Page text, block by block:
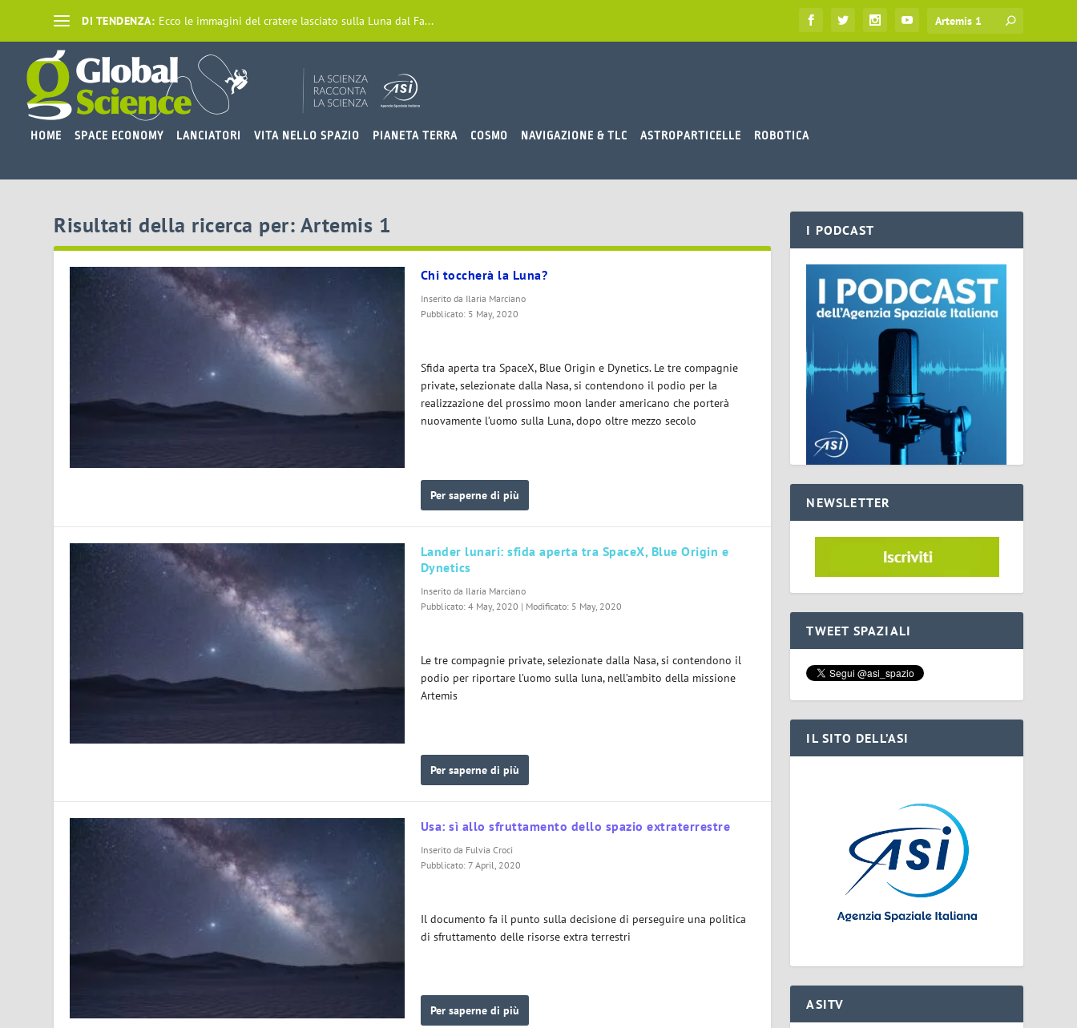
DI TENDENZA: Ecco le immagini del cratere lasciato sulla Luna dal Fa...
HOME SPACE ECONOMY LANCIATORI VITA NELLO SPAZIO PIANETA TERRA COSMO NAVIGAZIONE & TLC ASTROPARTICELLE ROBOTICA
Risultati della ricerca per: Artemis 1
Chi toccherà la Luna?
Inserito da Ilaria Marciano
Pubblicato: 5 May, 2020
Sfida aperta tra SpaceX, Blue Origin e Dynetics. Le tre compagnie
private, selezionate dalla Nasa, si contendono il podio per la
realizzazione del prossimo moon lander americano che porterà
nuovamente l’uomo sulla Luna, dopo oltre mezzo secolo
Per saperne di più
Lander lunari: sfida aperta tra SpaceX, Blue Origin e
Dynetics
Inserito da Ilaria Marciano
Pubblicato: 4 May, 2020 | Modificato: 5 May, 2020
Le tre compagnie private, selezionate dalla Nasa, si contendono il
podio per riportare l’uomo sulla luna, nell’ambito della missione
Artemis
Per saperne di più
Usa: sì allo sfruttamento dello spazio extraterrestre
Inserito da Fulvia Croci
Pubblicato: 7 April, 2020
Il documento fa il punto sulla decisione di perseguire una politica
di sfruttamento delle risorse extra terrestri
Per saperne di più
I PODCAST
NEWSLETTER
TWEET SPAZIALI
IL SITO DELL’ASI
ASITV